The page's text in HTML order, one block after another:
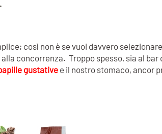
così non è se vuoi davvero
concorrenza. Troppo spesso, sia al
gustativee il nostro stomaco, ancor